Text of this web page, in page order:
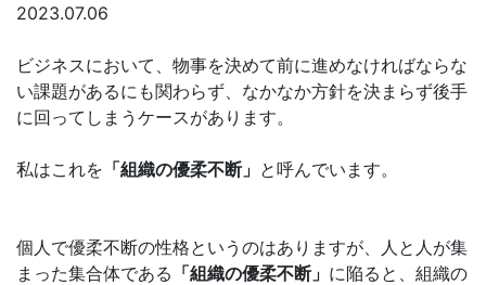
2023.07.06
ビジネスにおいて、物事を決めて前に進めなければならな
い課題があるにも関わらず、なかなか方針を決まらず後手
に回ってしまうケースがあります。
私はこれを 「組織の優柔不断」 と呼んでいます。
個人で優柔不断の性格というのはありますが、人と人が集
まった集合体である 「組織の優柔不断」 に陥ると、組織の